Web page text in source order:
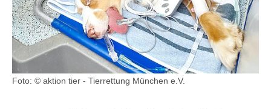
Foto: © aktion tier - Tierrettung München e.V.